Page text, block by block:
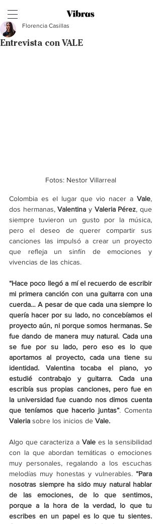
Entrevista con VALE
Florencia Casillas
Fotos: Nestor Villarreal
Colombia es el lugar que vio nacer a Vale,
dos hermanas, Valentina y Valeria Pérez, que
siempre tuvieron un gusto por la música,
pero el deseo de querer compartir sus
canciones las impulsó a crear un proyecto
que refleja un sinfín de emociones y
vivencias de las chicas.
“Hace poco llegó a mí el recuerdo de escribir
mi primera canción con una guitarra con una
cuerda… A pesar de que cada una siempre lo
quería hacer por su lado, no concebíamos el
proyecto aún, ni porque somos hermanas. Se
fue dando de manera muy natural. Cada una
se fue por su lado, pero eso es lo que
aportamos al proyecto, cada una tiene su
identidad. Valentina tocaba el piano, yo
estudié contrabajo y guitarra. Cada una
escribía sus propias canciones, pero fue en
la universidad fue cuando nos dimos cuenta
que teníamos que hacerlo juntas”
Valeria sobre los inicios de Vale.
Algo que caracteriza a Vale es la sensibilidad
con la que abordan temáticas o emociones
muy personales, regalando a los escuchas
melodías muy honestas y vulnerables. “Para
nosotras siempre ha sido muy natural hablar
de las emociones, de lo que sentimos,
porque a la hora de la verdad, lo que tu
escribes en un papel es lo que tu sientes.